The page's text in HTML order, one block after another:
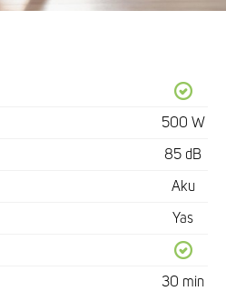
500 W
85 dB
Aku
Yas
30 min